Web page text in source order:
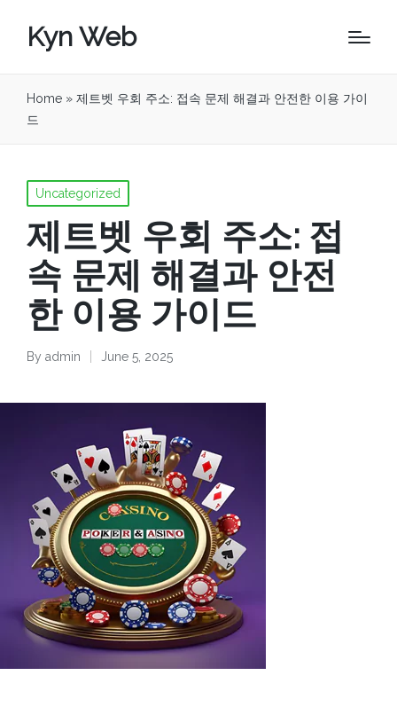
Kyn Web
Home » 제트벳 우회 주소: 접속 문제 해결과 안전한 이용 가이
드
Posted
in
Uncategorized
제트벳 우회 주소: 접
속 문제 해결과 안전
한 이용 가이드
Posted
By admin June 5, 2025